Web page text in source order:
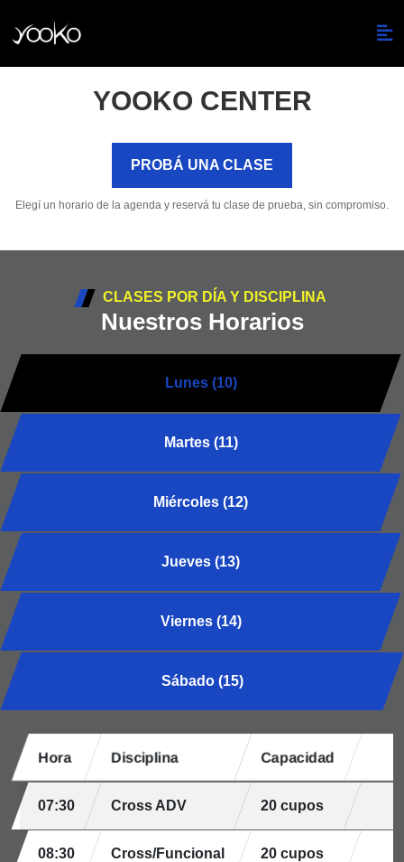
YOOKO CENTER
PROBÁ UNA CLASE
Elegí un horario de la agenda y reservá tu clase de prueba, sin compromiso.
CLASES POR DÍA Y DISCIPLINA
Nuestros Horarios
Lunes (10)
Martes (11)
Miércoles (12)
Jueves (13)
Viernes (14)
Sábado (15)
Hora Disciplina Capacidad
07:30 Cross ADV 20 cupos
08:30 Cross/Funcional 20 cupos